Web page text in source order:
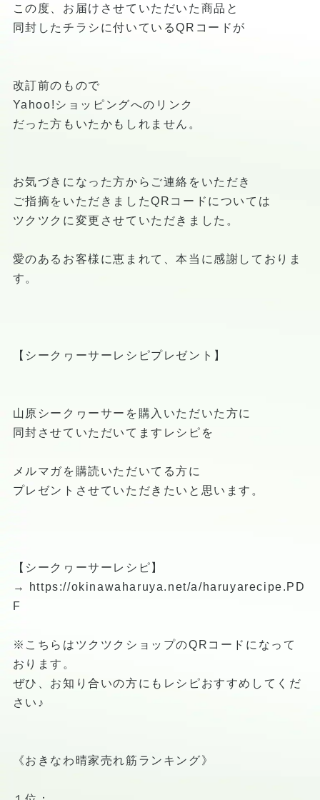
この度、お届けさせていただいた商品と
同封したチラシに付いているQRコードが
改訂前のもので
Yahoo!ショッピングへのリンク
だった方もいたかもしれません。
お気づきになった方からご連絡をいただき
ご指摘をいただきましたQRコードについては
ツクツクに変更させていただきました。
愛のあるお客様に恵まれて、本当に感謝しておりま
す。
【シークヮーサーレシピプレゼント】
山原シークヮーサーを購入いただいた方に
同封させていただいてますレシピを
メルマガを購読いただいてる方に
プレゼントさせていただきたいと思います。
【シークヮーサーレシピ】
→
https://okinawaharuya.net/a/haruyarecipe.PD
F
※こちらはツクツクショップのQRコードになって
おります。
ぜひ、お知り合いの方にもレシピおすすめしてくだ
さい♪
《おきなわ晴家売れ筋ランキング》